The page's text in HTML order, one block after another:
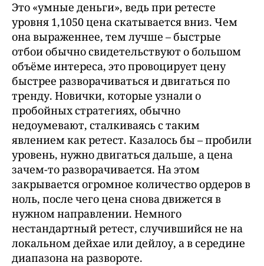
Это «умные деньги», ведь при ретесте
уровня 1,1050 цена скатывается вниз. Чем
она выраженнее, тем лучше – быстрые
отбои обычно свидетельствуют о большом
объёме интереса, это провоцирует цену
быстрее разворачиваться и двигаться по
тренду. Новички, которые узнали о
пробойных стратегиях, обычно
недоумевают, сталкиваясь с таким
явлением как ретест. Казалось бы – пробили
уровень, нужно двигаться дальше, а цена
зачем-то разворачивается. На этом
закрывается огромное количество ордеров в
ноль, после чего цена снова движется в
нужном направлении. Немного
нестандартный ретест, случившийся не на
локальном дейхае или дейлоу, а в середине
диапазона на развороте.